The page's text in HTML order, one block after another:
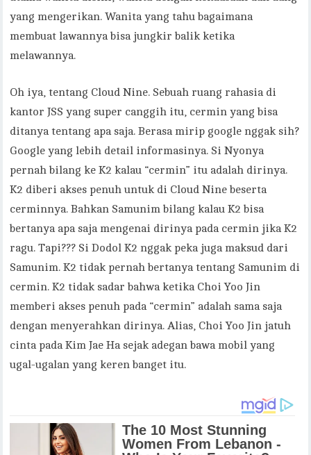
yang mengerikan. Wanita yang tahu bagaimana
membuat lawannya bisa jungkir balik ketika
melawannya.
Oh iya, tentang Cloud Nine. Sebuah ruang rahasia di
kantor JSS yang super canggih itu, cermin yang bisa
ditanya tentang apa saja. Berasa mirip google nggak sih?
Google yang lebih detail informasinya. Si Nyonya
pernah bilang ke K2 kalau “cermin” itu adalah dirinya.
K2 diberi akses penuh untuk di Cloud Nine beserta
cerminnya. Bahkan Samunim bilang kalau K2 bisa
bertanya apa saja mengenai dirinya pada cermin jika K2
ragu. Tapi??? Si Dodol K2 nggak peka juga maksud dari
Samunim. K2 tidak pernah bertanya tentang Samunim di
cermin. K2 tidak sadar bahwa ketika Choi Yoo Jin
memberi akses penuh pada “cermin” adalah sama saja
dengan menyerahkan dirinya. Alias, Choi Yoo Jin jatuh
cinta pada Kim Jae Ha sejak adegan bawa mobil yang
ugal-ugalan yang keren banget itu.